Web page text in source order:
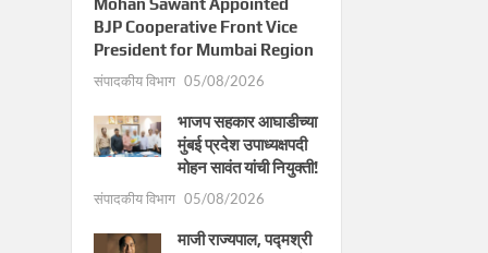
Mohan Sawant Appointed
BJP Cooperative Front Vice
President for Mumbai Region
संपादकीय विभाग 05/08/2026
भाजप सहकार आघाडीच्या
मुंबई प्रदेश उपाध्यक्षपदी
मोहन सावंत यांची नियुक्ती!
संपादकीय विभाग 05/08/2026
माजी राज्यपाल, पद्मश्री